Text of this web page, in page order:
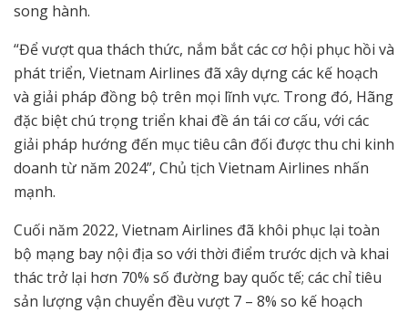
song hành.
“Để vượt qua thách thức, nắm bắt các cơ hội phục hồi và
phát triển, Vietnam Airlines đã xây dựng các kế hoạch
và giải pháp đồng bộ trên mọi lĩnh vực. Trong đó, Hãng
đặc biệt chú trọng triển khai đề án tái cơ cấu, với các
giải pháp hướng đến mục tiêu cân đối được thu chi kinh
doanh từ năm 2024”, Chủ tịch Vietnam Airlines nhấn
mạnh.
Cuối năm 2022, Vietnam Airlines đã khôi phục lại toàn
bộ mạng bay nội địa so với thời điểm trước dịch và khai
thác trở lại hơn 70% số đường bay quốc tế; các chỉ tiêu
sản lượng vận chuyển đều vượt 7 – 8% so kế hoạch